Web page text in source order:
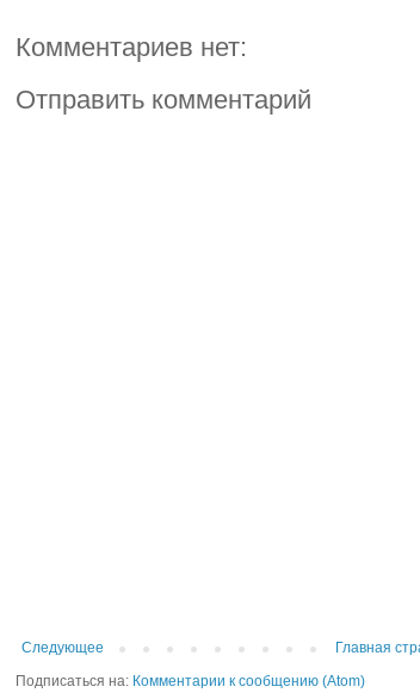
Комментариев нет:
Отправить комментарий
Следующее
Главная
Подписаться на: Комментарии к сообщению (Atom)